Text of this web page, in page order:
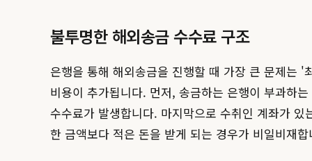
불투명한 해외송금 수수료 구조
은행을 통해 해외송금을 진행할 때 가장 큰 문제는
비용이 추가됩니다. 먼저, 송금하는 은행이 부과하
수수료가 발생합니다. 마지막으로 수취인 계좌가
한 금액보다 적은 돈을 받게 되는 경우가 비일비재